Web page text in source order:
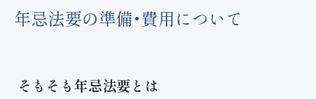
年忌法要の準備・費用について
そもそも年忌法要とは